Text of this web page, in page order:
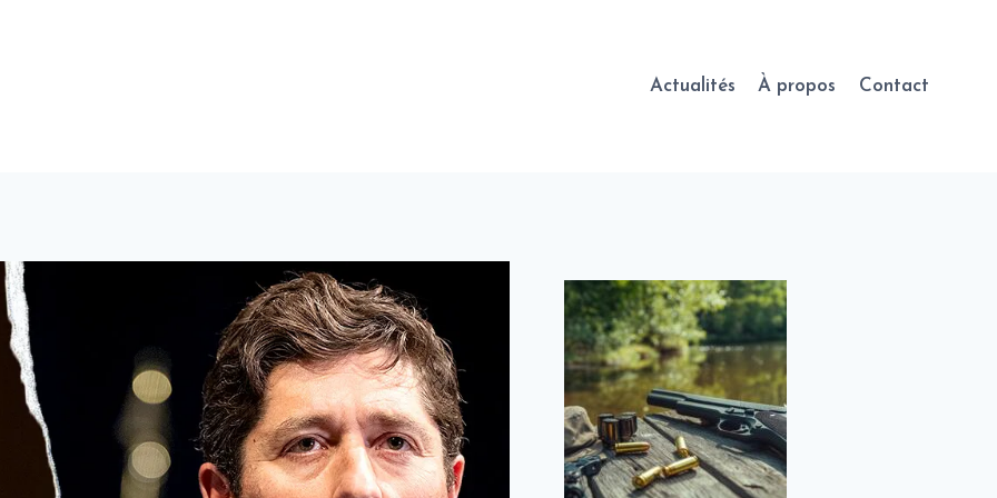
Actualités À propos Contact